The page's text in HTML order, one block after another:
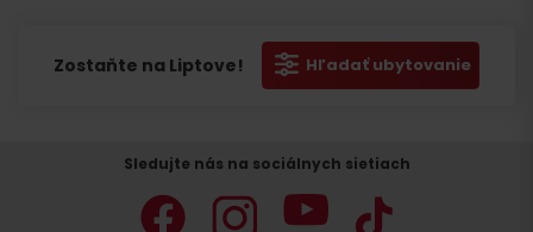
Zostaňte na Liptove! Hľadať ubytovanie
Sledujte nás na sociálnych sietiach